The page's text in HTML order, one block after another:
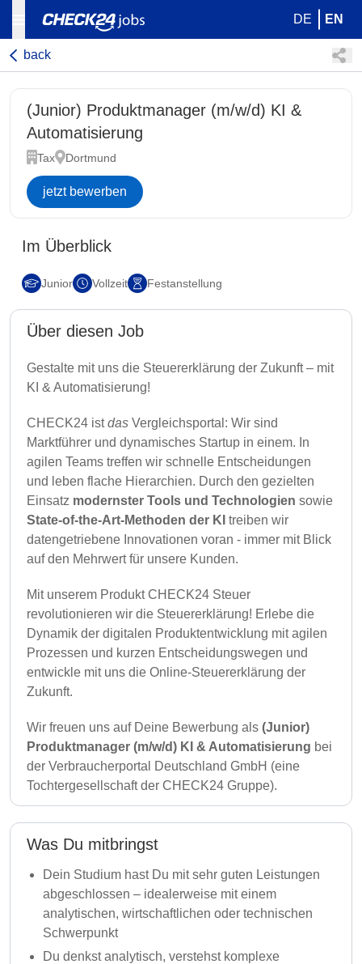
DE EN
back
(Junior) Produktmanager (m/w/d) KI &
Automatisierung
Tax Dortmund
jetzt bewerben
Im Überblick
Junior Vollzeit Festanstellung
Über diesen Job
Gestalte mit uns die Steuererklärung der Zukunft – mit
KI & Automatisierung!
CHECK24 istdas Vergleichsportal: Wir sind
Marktführer und dynamisches Startup in einem. In
agilen Teams treffen wir schnelle Entscheidungen
und leben flache Hierarchien. Durch den gezielten
Einsatz modernster Tools und Technologien sowie
State-of-the-Art-Methoden der KI treiben wir
datengetriebene Innovationen voran - immer mit Blick
auf den Mehrwert für unsere Kunden.
Mit unserem Produkt CHECK24 Steuer
revolutionieren wir die Steuererklärung! Erlebe die
Dynamik der digitalen Produktentwicklung mit agilen
Prozessen und kurzen Entscheidungswegen und
entwickle mit uns die Online-Steuererklärung der
Zukunft.
Wir freuen uns auf Deine Bewerbung als (Junior)
Produktmanager (m/w/d) KI & Automatisierung bei
der Verbraucherportal Deutschland GmbH (eine
Tochtergesellschaft der CHECK24 Gruppe).
Was Du mitbringst
Dein Studium hast Du mit sehr guten Leistungen
abgeschlossen – idealerweise mit einem
analytischen, wirtschaftlichen oder technischen
Schwerpunkt
Du denkst analytisch, verstehst komplexe